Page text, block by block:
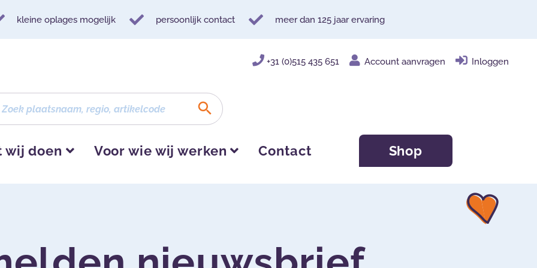
kleine oplages mogelijk persoonlijk contact meer dan 125 jaar ervaring
+31 (0)515 435 651 Account aanvragen Inloggen
wij doen Voor wie wij werken Contact Shop